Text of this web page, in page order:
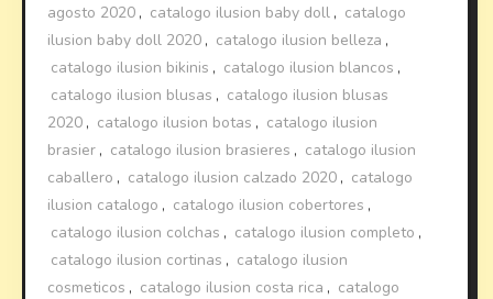
agosto 2020 , catalogo ilusion baby doll , catalogo
ilusion baby doll 2020 , catalogo ilusion belleza ,
catalogo ilusion bikinis , catalogo ilusion blancos ,
catalogo ilusion blusas , catalogo ilusion blusas
2020 , catalogo ilusion botas , catalogo ilusion
brasier , catalogo ilusion brasieres , catalogo ilusion
caballero , catalogo ilusion calzado 2020 , catalogo
ilusion catalogo , catalogo ilusion cobertores ,
catalogo ilusion colchas , catalogo ilusion completo ,
catalogo ilusion cortinas , catalogo ilusion
cosmeticos , catalogo ilusion costa rica , catalogo